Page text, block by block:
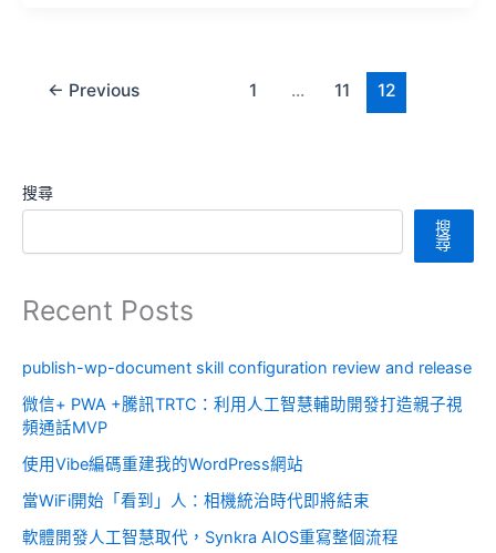
← Previous 1 ... 11 12
搜尋
搜
尋
Recent Posts
publish-wp-document skill configuration review and release
微信+ PWA +騰訊TRTC：利用人工智慧輔助開發打造親子視
頻通話MVP
使用Vibe編碼重建我的WordPress網站
當WiFi開始「看到」人：相機統治時代即將結束
軟體開發人工智慧取代，Synkra AIOS重寫整個流程